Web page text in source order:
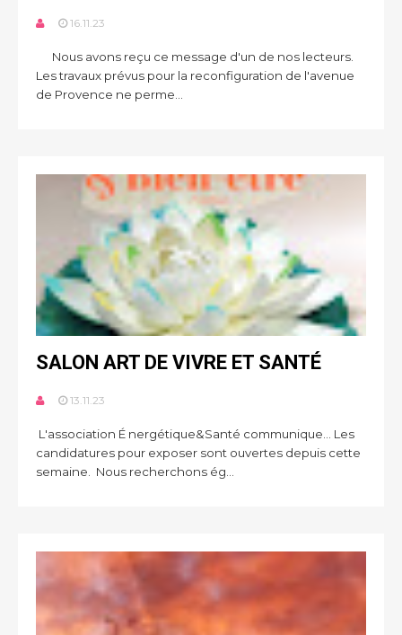
16.11.23
Nous avons reçu ce message d'un de nos lecteurs.
Les travaux prévus pour la reconfiguration de l'avenue
de Provence ne perme...
SALON ART DE VIVRE ET SANTÉ
13.11.23
L'association É nergétique&Santé communique… Les
candidatures pour exposer sont ouvertes depuis cette
semaine. Nous recherchons ég...